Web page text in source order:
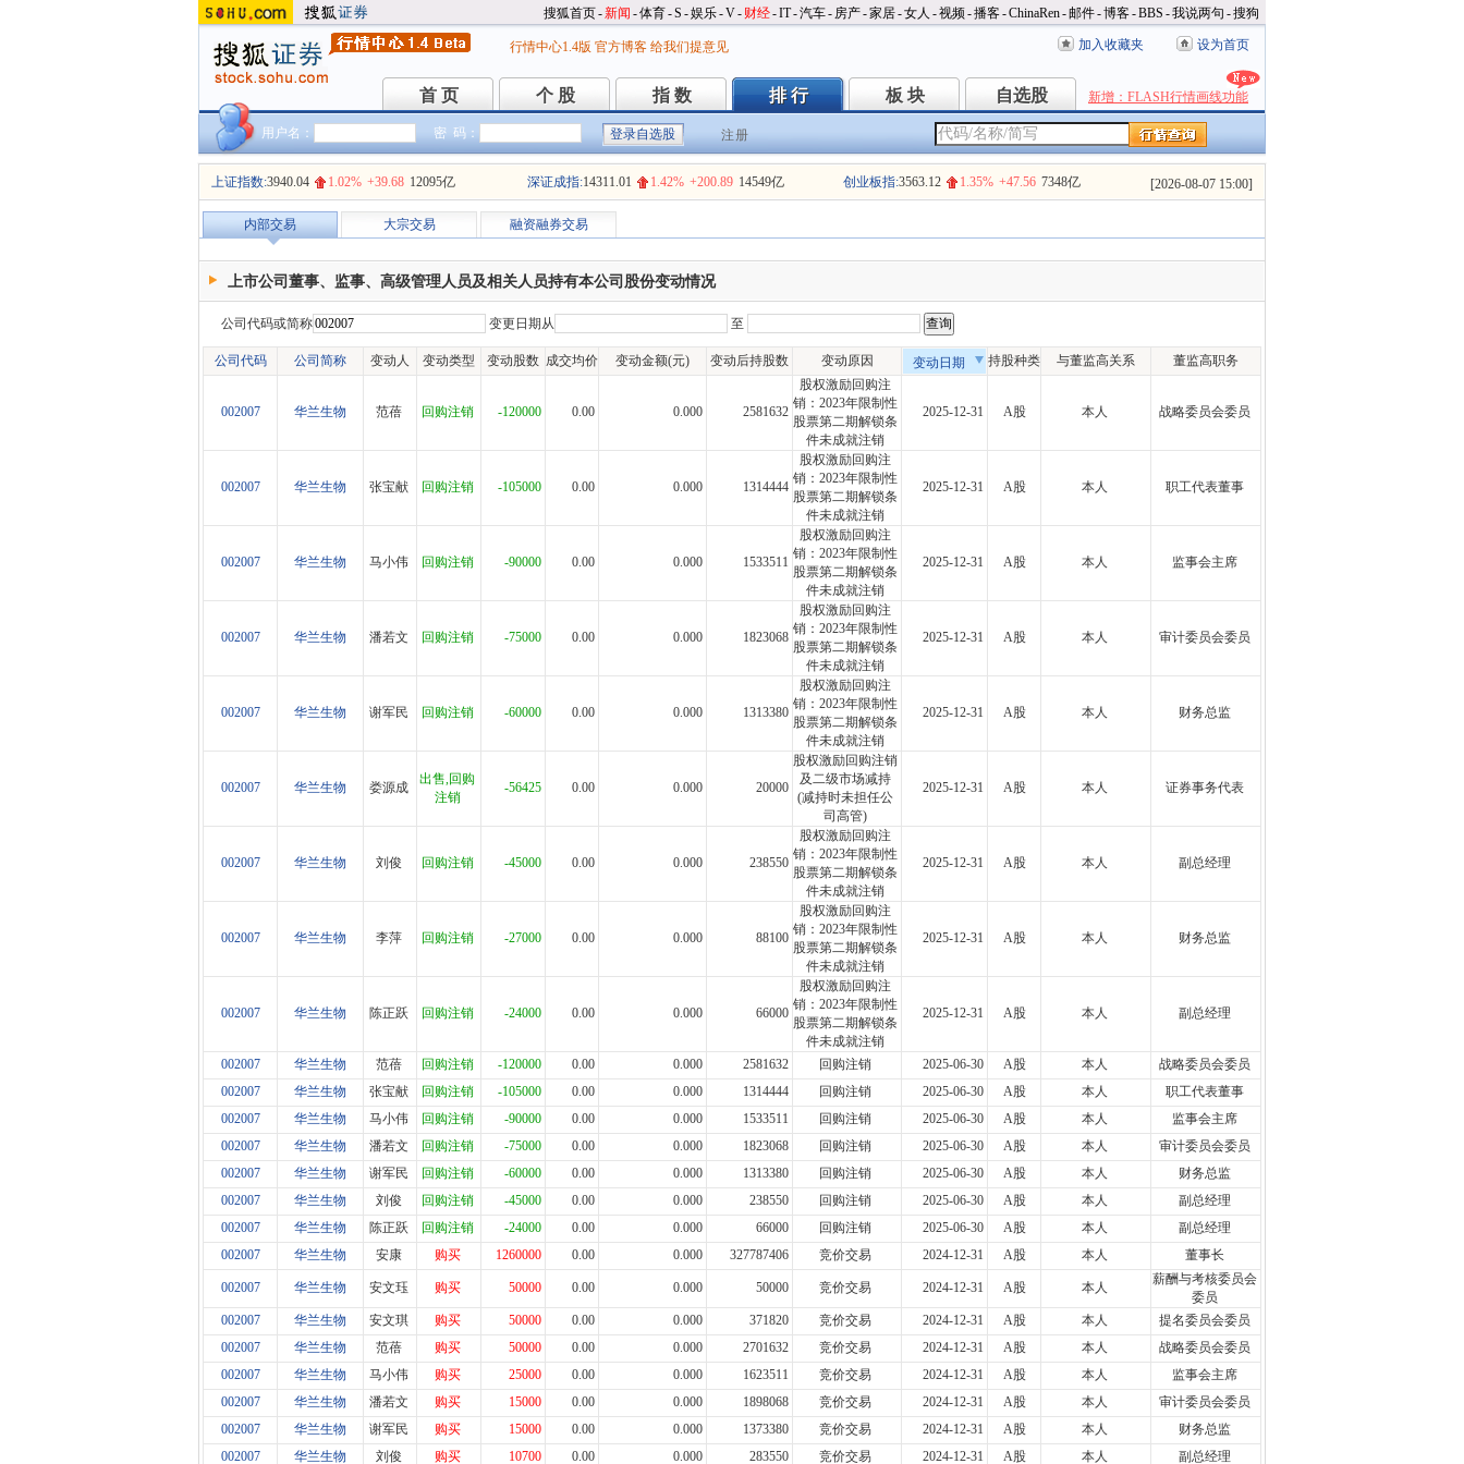
搜狐首页-新闻 -体育-S -娱乐-V- 财经-IT-汽车- 房产-家居-女人 -视频-播客-ChinaRen-邮件-博客-BBS -我说两句 -搜狗
行情中心1.4版 官方博客 给我们提意见 加入收藏夹 设为首页
首 页
首 页 个 股
个 股 指 数
指 数 排 行
排 行 板 块
板 块 自选股
自选股 新增：FLASH行情画线功能
用户名： 密 码： 注册
上证指数:3940.04 1.02% +39.68 12095亿 深证成指:14311.01 1.42% +200.89 14549亿 创业板指:3563.12 1.35% +47.56 7348亿 [2026-08-07 15:00]
内部交易 大宗交易 融资融券交易
上市公司董事、监事、高级管理人员及相关人员持有本公司股份变动情况
公司代码或简称 变更日期从 至
公司代码 公司简称 变动人 变动类型 变动股数 成交均价 变动金额(元) 变动后持股数 变动原因 变动日期 持股种类 与董监高关系 董监高职务
002007 华兰生物 范蓓 回购注销 -120000 0.00 0.000 2581632
股权激励回购注
销：2023年限制性
股票第二期解锁条
件未成就注销
2025-12-31 A股 本人 战略委员会委员
002007 华兰生物 张宝献 回购注销 -105000 0.00 0.000 1314444
股权激励回购注
销：2023年限制性
股票第二期解锁条
件未成就注销
2025-12-31 A股 本人 职工代表董事
002007 华兰生物 马小伟 回购注销 -90000 0.00 0.000 1533511
股权激励回购注
销：2023年限制性
股票第二期解锁条
件未成就注销
2025-12-31 A股 本人 监事会主席
002007 华兰生物 潘若文 回购注销 -75000 0.00 0.000 1823068
股权激励回购注
销：2023年限制性
股票第二期解锁条
件未成就注销
2025-12-31 A股 本人 审计委员会委员
002007 华兰生物 谢军民 回购注销 -60000 0.00 0.000 1313380
股权激励回购注
销：2023年限制性
股票第二期解锁条
件未成就注销
2025-12-31 A股 本人 财务总监
002007 华兰生物 娄源成
出售,回购
注销
-56425 0.00 0.000 20000
股权激励回购注销
及二级市场减持
(减持时未担任公
司高管)
2025-12-31 A股 本人 证券事务代表
002007 华兰生物 刘俊 回购注销 -45000 0.00 0.000 238550
股权激励回购注
销：2023年限制性
股票第二期解锁条
件未成就注销
2025-12-31 A股 本人 副总经理
002007 华兰生物 李萍 回购注销 -27000 0.00 0.000 88100
股权激励回购注
销：2023年限制性
股票第二期解锁条
件未成就注销
2025-12-31 A股 本人 财务总监
002007 华兰生物 陈正跃 回购注销 -24000 0.00 0.000 66000
股权激励回购注
销：2023年限制性
股票第二期解锁条
件未成就注销
2025-12-31 A股 本人 副总经理
002007 华兰生物 范蓓 回购注销 -120000 0.00 0.000 2581632 回购注销 2025-06-30 A股 本人
战略委员会委员
002007
华兰生物 张宝献 回购注销 -105000 0.00 0.000 1314444 回购注销 2025-06-30 A股 本人
职工代表董事
002007
华兰生物 马小伟 回购注销 -90000 0.00 0.000 1533511 回购注销 2025-06-30 A股 本人
监事会主席
002007
华兰生物 潘若文 回购注销 -75000 0.00 0.000 1823068 回购注销 2025-06-30 A股 本人
审计委员会委员
002007
华兰生物 谢军民 回购注销 -60000 0.00 0.000 1313380 回购注销 2025-06-30 A股 本人
财务总监
002007
华兰生物 刘俊 回购注销 -45000 0.00 0.000 238550 回购注销 2025-06-30 A股 本人
副总经理
002007
华兰生物 陈正跃 回购注销 -24000 0.00 0.000 66000 回购注销 2025-06-30 A股 本人
副总经理
002007
华兰生物 安康 购买 1260000 0.00 0.000 327787406 竞价交易 2024-12-31 A股 本人 董事长
002007 华兰生物 安文珏 购买 50000 0.00 0.000 50000 竞价交易 2024-12-31 A股 本人
薪酬与考核委员会
委员
002007
华兰生物 安文琪 购买 50000 0.00 0.000 371820 竞价交易 2024-12-31 A股 本人
提名委员会委员
002007
华兰生物 范蓓 购买 50000 0.00 0.000 2701632 竞价交易 2024-12-31 A股 本人
战略委员会委员
002007
华兰生物 马小伟 购买 25000 0.00 0.000 1623511 竞价交易 2024-12-31 A股 本人
监事会主席
002007
华兰生物 潘若文 购买 15000 0.00 0.000 1898068 竞价交易 2024-12-31 A股 本人
审计委员会委员
002007
华兰生物 谢军民 购买 15000 0.00 0.000 1373380 竞价交易 2024-12-31 A股 本人
财务总监
002007
华兰生物 刘俊 购买 10700 0.00 0.000 283550 竞价交易 2024-12-31 A股 本人 副总经理